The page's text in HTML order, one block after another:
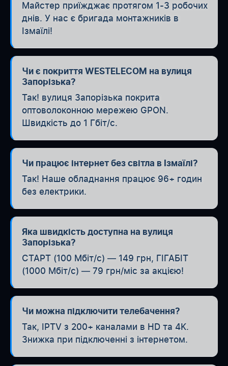
Майстер приїжджає протягом 1-3 робочих
днів. У нас є бригада монтажників в
Ізмаїлі!
Чи є покриття WESTELECOM на вулиця
Запорізька?
Так! вулиця Запорізька покрита
оптоволоконною мережею GPON.
Швидкість до 1 Гбіт/с.
Чи працює інтернет без світла в Ізмаїлі?
Так! Наше обладнання працює 96+ годин
без електрики.
Яка швидкість доступна на вулиця
Запорізька?
СТАРТ (100 Мбіт/с) — 149 грн, ГІГАБІТ
(1000 Мбіт/с) — 79 грн/міс за акцією!
Чи можна підключити телебачення?
Так, IPTV з 200+ каналами в HD та 4K.
Знижка при підключенні з інтернетом.